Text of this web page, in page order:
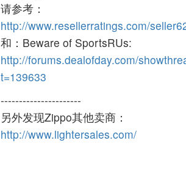
请参考：
http://www.resellerratings.com/
和：Beware of SportsRUs:
http://forums.dealofday.com/
t=139633
----------------------
另外发现Zippo其他卖商：
http://www.lightersales.com/